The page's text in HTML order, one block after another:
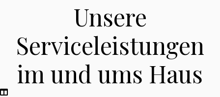
Unsere
Serviceleistungen
im und ums Haus